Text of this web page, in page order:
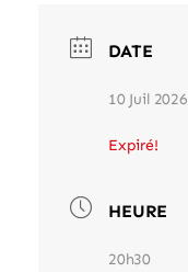
DATE
10 Juil 2026
Expiré!
HEURE
20h30